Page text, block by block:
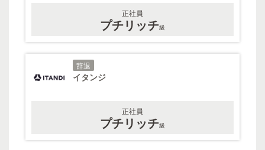
正社員
プチリッチ級
辞退
イタンジ
正社員
プチリッチ級